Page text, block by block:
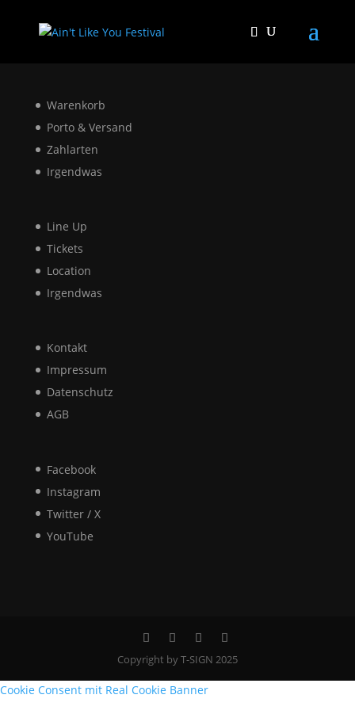
Warenkorb
Porto & Versand
Zahlarten
Irgendwas
Line Up
Tickets
Location
Irgendwas
Kontakt
Impressum
Datenschutz
AGB
Facebook
Instagram
Twitter / X
YouTube
Copyright by T-SIGN 2025
Cookie Consent mit Real Cookie Banner